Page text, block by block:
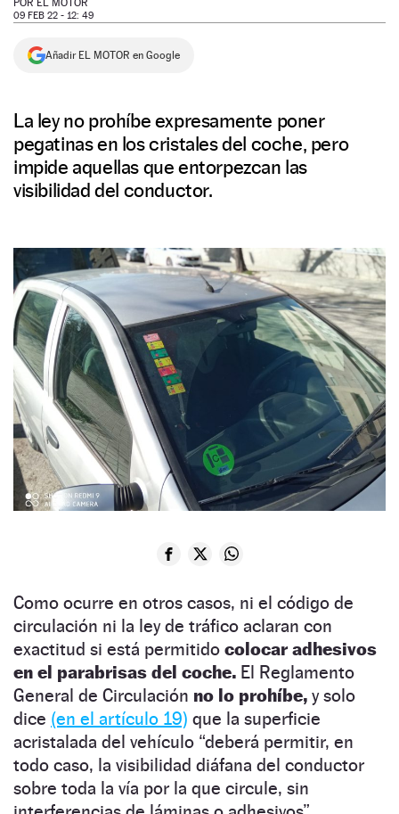
NEWSLETTER
POR EL MOTOR
09 FEB 22 - 12: 49
Añadir EL MOTOR en Google
La ley no prohíbe expresamente poner
pegatinas en los cristales del coche, pero
impide aquellas que entorpezcan las
visibilidad del conductor.
Como ocurre en otros casos, ni el código de
circulación ni la ley de tráfico aclaran con
exactitud si está permitido colocar adhesivos
en el parabrisas del coche. El Reglamento
General de Circulación no lo prohíbe, y solo
dice (en el artículo 19) que la superficie
acristalada del vehículo “deberá permitir, en
todo caso, la visibilidad diáfana del conductor
sobre toda la vía por la que circule, sin